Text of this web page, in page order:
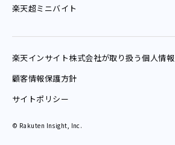
楽天超ミニバイト
楽天インサイト株式会社が取り扱う個人情報
顧客情報保護方針
サイトポリシー
© Rakuten Insight, Inc.